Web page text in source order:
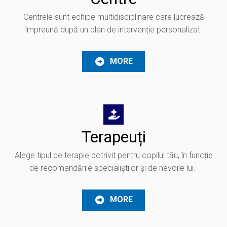
Centrele sunt echipe multidisciplinare care lucrează
împreună după un plan de intervenție personalizat.
MORE
Terapeuți
Alege tipul de terapie potrivit pentru copilul tău, în funcție
de recomandările specialiștilor și de nevoile lui.
MORE